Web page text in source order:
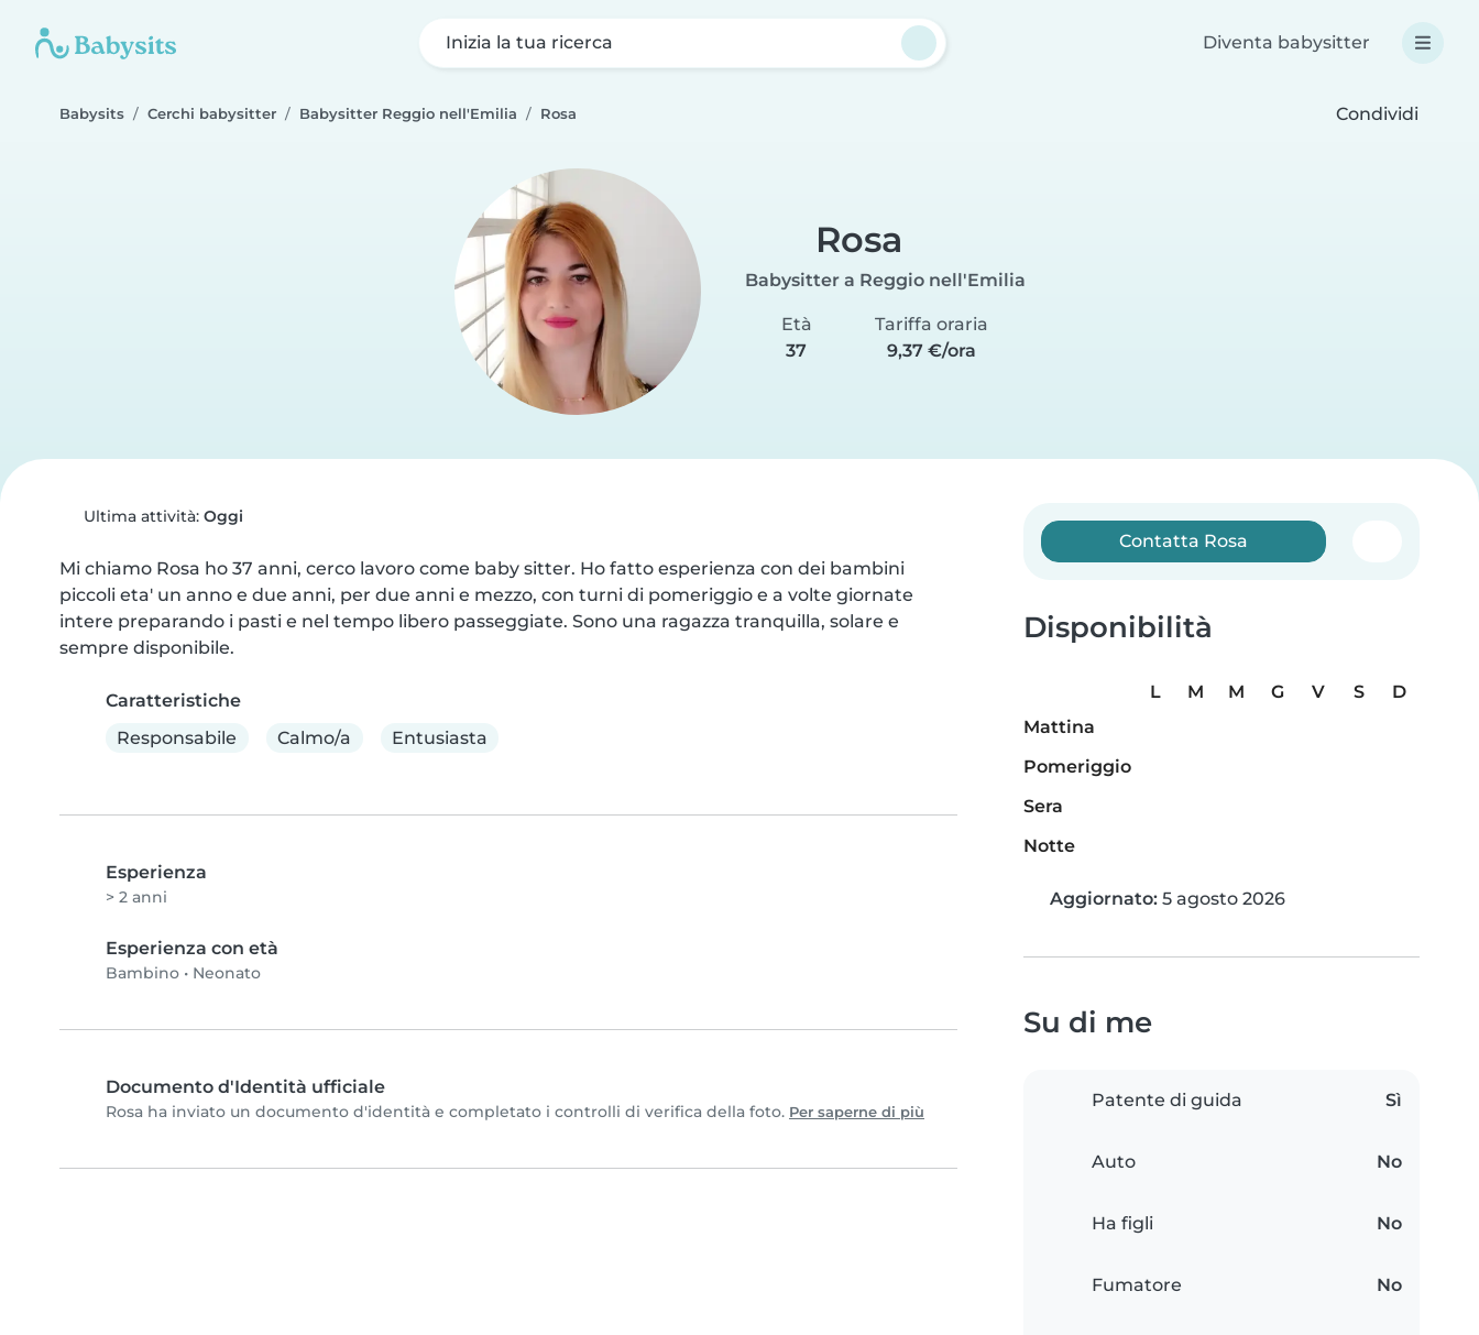
Inizia la tua ricerca Diventa babysitter
Babysits Cerchi babysitter Babysitter Reggio nell'Emilia Rosa Condividi
Rosa
Babysitter a Reggio nell'Emilia
Età
37
Tariffa oraria
9,37 €/ora
Ultima attività: Oggi
Mi chiamo Rosa ho 37 anni, cerco lavoro come baby sitter. Ho fatto esperienza con dei bambini
piccoli eta' un anno e due anni, per due anni e mezzo, con turni di pomeriggio e a volte giornate
intere preparando i pasti e nel tempo libero passeggiate. Sono una ragazza tranquilla, solare e
sempre disponibile.
Caratteristiche
Responsabile
Calmo/a Entusiasta
Esperienza
> 2 anni
Esperienza con età
Bambino • Neonato
Documento d'Identità ufficiale
Rosa ha inviato un documento d'identità e completato i controlli di verifica della foto. Per saperne di più
Contatta Rosa
Disponibilità
L M M G V S
D
Mattina
Pomeriggio
Sera
Notte
Aggiornato: 5 agosto 2026
Su di me
Patente di guida Sì
Auto No
Ha figli No
Fumatore No